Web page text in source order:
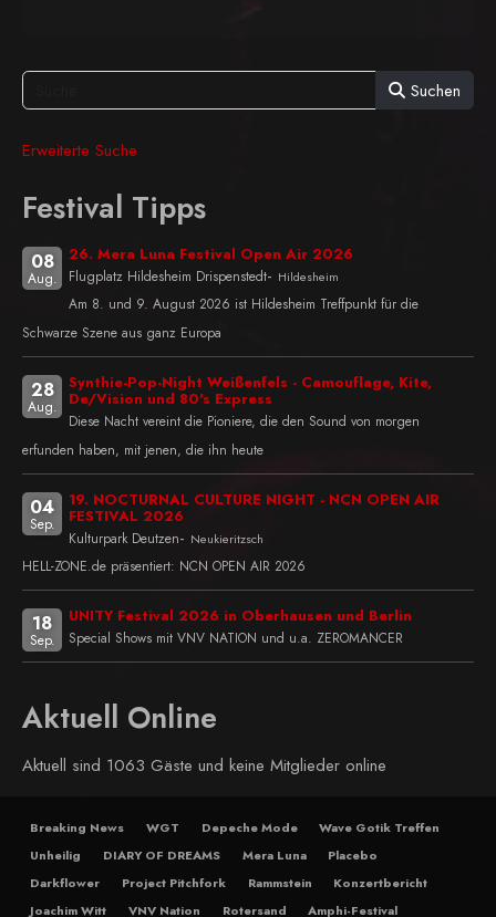
Suchen
Erweiterte Suche
Festival Tipps
08
Aug.
26. Mera Luna Festival Open Air 2026
Flugplatz Hildesheim Drispenstedt- Hildesheim
Am 8. und 9. August 2026 ist Hildesheim Treffpunkt für die
Schwarze Szene aus ganz Europa
28
Aug.
Synthie-Pop-Night Weißenfels - Camouflage, Kite,
De/Vision und 80's Express
Diese Nacht vereint die Pioniere, die den Sound von morgen
erfunden haben, mit jenen, die ihn heute
04
Sep.
19. NOCTURNAL CULTURE NIGHT - NCN OPEN AIR
FESTIVAL 2026
Kulturpark Deutzen- Neukieritzsch
HELL-ZONE.de präsentiert: NCN OPEN AIR 2026
18
Sep.
UNITY Festival 2026 in Oberhausen und Berlin
Special Shows mit VNV NATION und u.a. ZEROMANCER
Aktuell Online
Aktuell sind 1063 Gäste und keine Mitglieder online
Breaking News WGT Depeche Mode
Wave Gotik Treffen
Unheilig
DIARY OF DREAMS Mera Luna
Placebo
Darkflower
Project Pitchfork Rammstein
Konzertbericht
Joachim Witt
VNV Nation Rotersand Amphi-Festival